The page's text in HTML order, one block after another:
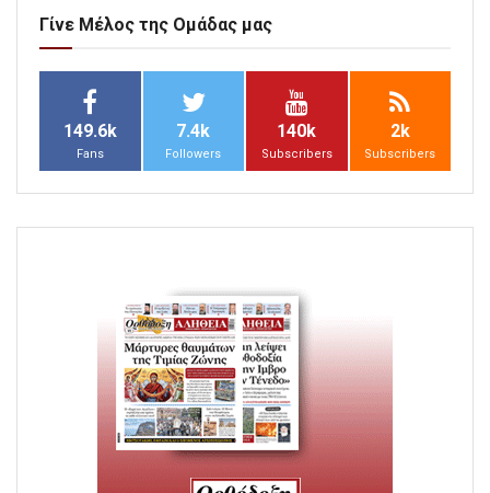
Γίνε Μέλος της Ομάδας μας
149.6k
Fans
7.4k
Followers
140k
Subscribers
2k
Subscribers